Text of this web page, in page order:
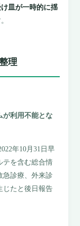
皿が一時的に揺
理
が利用不能とな
年10月31日早
テを含む総合情
急診療、外来診
じたと後日報告